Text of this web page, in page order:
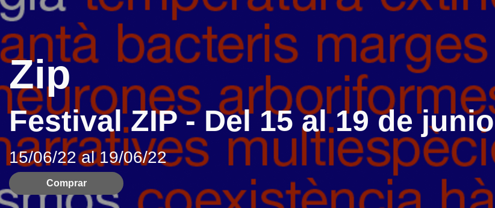
Zip
Festival ZIP - Del 15 al 19 de junio
15/06/22 al 19/06/22
Comprar